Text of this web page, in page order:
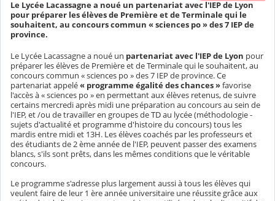
Le Lycée Lacassagne a noué un partenariat avec l'IEP de Lyon
pour préparer les élèves de Première et de Terminale qui le
souhaitent, au concours commun « sciences po » des 7 IEP de
province.
Le Lycée Lacassagne a noué un partenariat avec l'IEP de Lyon pour
préparer les élèves de Première et de Terminale qui le souhaitent, au
concours commun « sciences po » des 7 IEP de province. Ce
partenariat appelé« programme égalité des chances »favorise
l'accès à « sciences po » en permettant aux élèves retenus, de suivre
certains mercredi après midi une préparation au concours au sein de
l'IEP, et /ou de travailler en groupes de TD au lycée (méthodologie -
sujets d'actualité et programme d'histoire du concours) tous les
mardis entre midi et 13H. Les élèves coachés par les professeurs et
des étudiants de 2 ème année de l'IEP, peuvent passer des examens
blancs, s'ils sont prêts, dans les mêmes conditions que le véritable
concours.
Le programme s'adresse plus largement aussi à tous les élèves qui
veulent faire de leur 1 ère année universitaire une réussite grâce aux